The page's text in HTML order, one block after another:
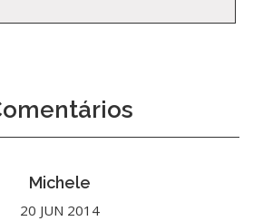
Michele
20 JUN 2014